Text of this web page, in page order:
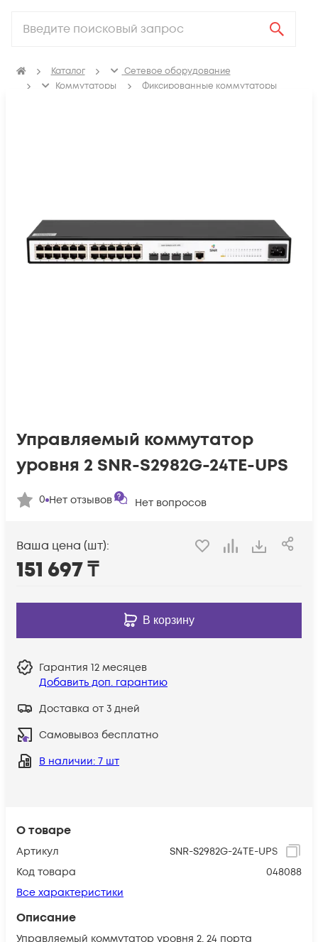
Каталог
Сетевое оборудование
Коммутаторы
Фиксированные коммутаторы
О товаре
Артикул
SNR-S2982G-24TE-UPS
Код товара
048088
Все характеристики
Описание
Управляемый коммутатор уровня 2, 24 порта
Управляемый коммутатор
уровня 2 SNR-S2982G-24TE-UPS
0 Нет отзывов Нет вопросов
Ваша цена (шт):
151 697₸
В корзину
Гарантия 12 месяцев
Добавить доп. гарантию
Доставка от 3 дней
Самовывоз бесплатно
В наличии: 7 шт